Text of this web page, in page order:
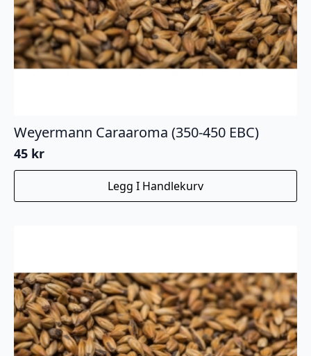
Weyermann Caraaroma (350-450 EBC)
45 kr
Legg I Handlekurv